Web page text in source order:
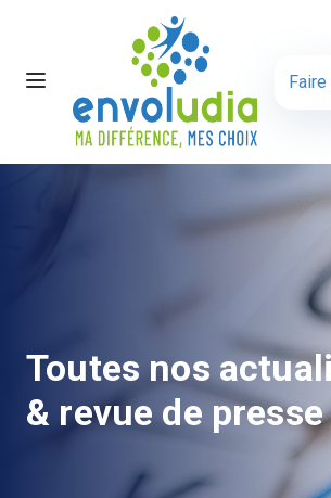
Faire
Toutes nos
& revue de presse